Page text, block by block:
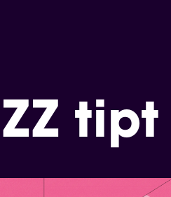
tipt